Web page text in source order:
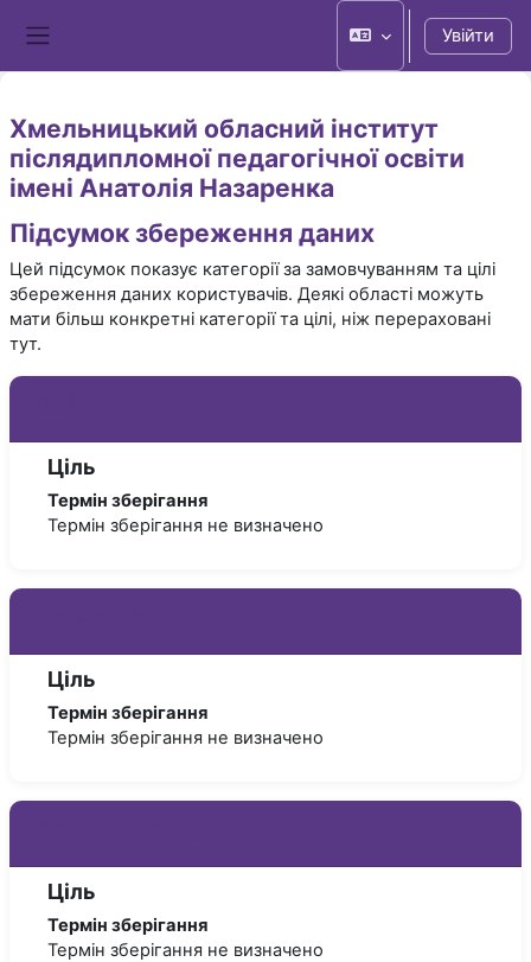
Увійти
Хмельницький обласний інститут
післядипломної педагогічної освіти
імені Анатолія Назаренка
Підсумок збереження даних
Цей підсумок показує категорії за замовчуванням та цілі
збереження даних користувачів. Деякі області можуть
мати більш конкретні категорії та цілі, ніж перераховані
тут.
Ціль
Термін зберігання
Термін зберігання не визначено
Ціль
Термін зберігання
Термін зберігання не визначено
Ціль
Термін зберігання
Термін зберігання не визначено